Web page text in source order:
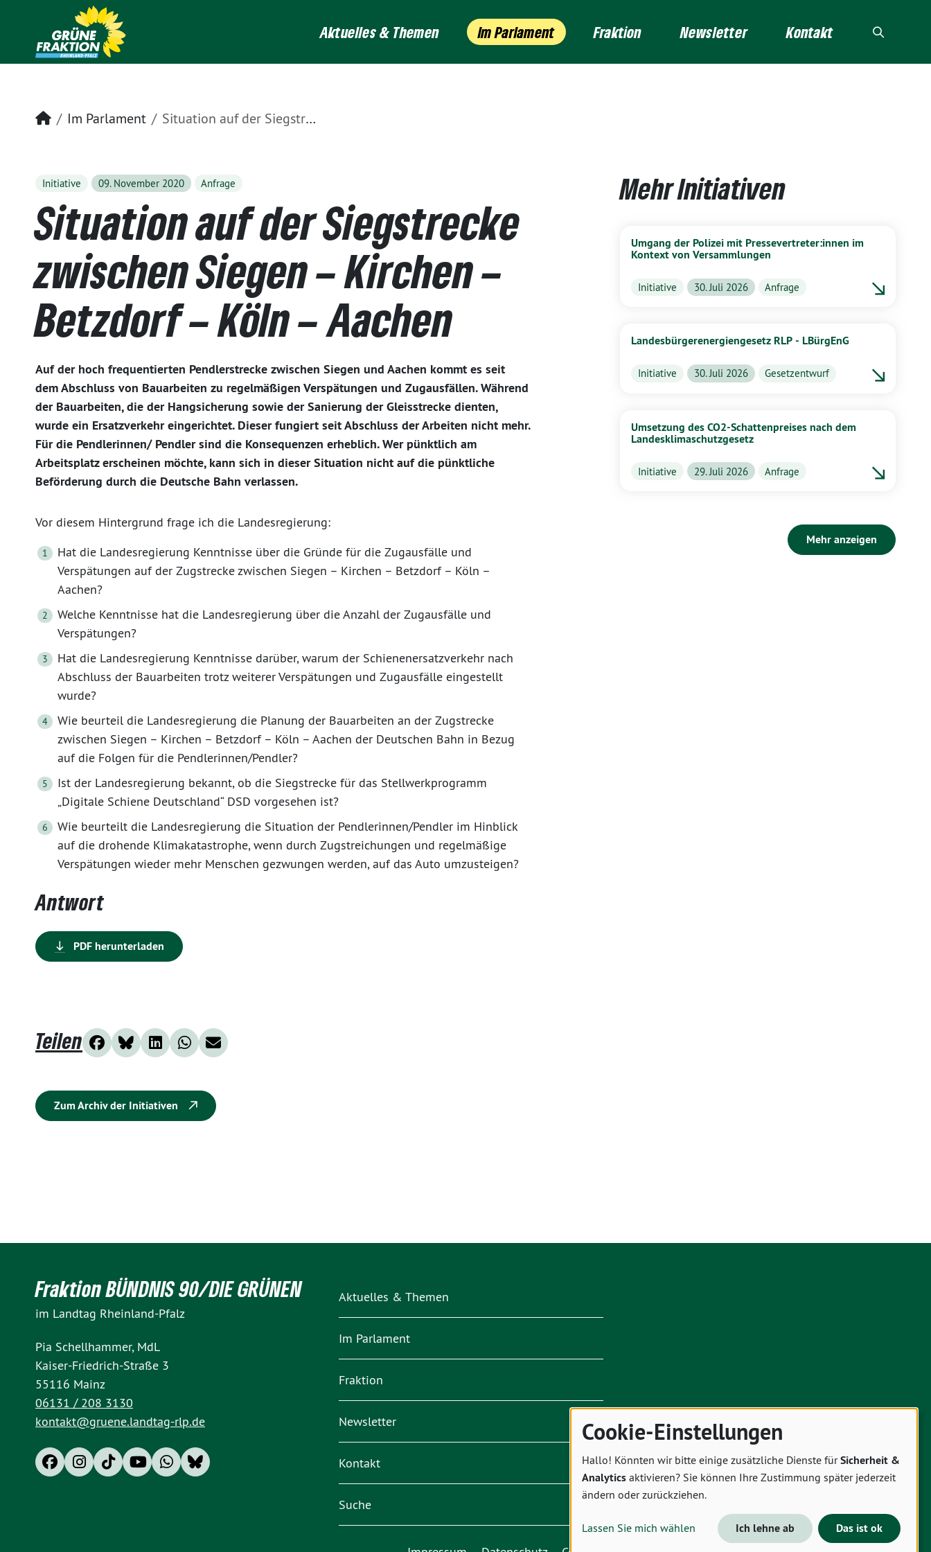
Aktuelles & Themen Im Parlament Fraktion Newsletter Kontakt
Startseite
Im Parlament Situation auf der Siegstrecke zwischen Siegen – Kirchen – Betzdorf – Köln – Aachen
Initiative 09. November 2020 Anfrage
Situation auf der Siegstrecke
zwischen Siegen – Kirchen –
Betzdorf – Köln – Aachen
Auf der hoch frequentierten Pendlerstrecke zwischen Siegen und Aachen kommt es seit
dem Abschluss von Bauarbeiten zu regelmäßigen Verspätungen und Zugausfällen. Während
der Bauarbeiten, die der Hangsicherung sowie der Sanierung der Gleisstrecke dienten,
wurde ein Ersatzverkehr eingerichtet. Dieser fungiert seit Abschluss der Arbeiten nicht mehr.
Für die Pendlerinnen/ Pendler sind die Konsequenzen erheblich. Wer pünktlich am
Arbeitsplatz erscheinen möchte, kann sich in dieser Situation nicht auf die pünktliche
Beförderung durch die Deutsche Bahn verlassen.
Vor diesem Hintergrund frage ich die Landesregierung:
Hat die Landesregierung Kenntnisse über die Gründe für die Zugausfälle und
Verspätungen auf der Zugstrecke zwischen Siegen – Kirchen – Betzdorf – Köln –
Aachen?
Welche Kenntnisse hat die Landesregierung über die Anzahl der Zugausfälle und
Verspätungen?
Hat die Landesregierung Kenntnisse darüber, warum der Schienenersatzverkehr nach
Abschluss der Bauarbeiten trotz weiterer Verspätungen und Zugausfälle eingestellt
wurde?
Wie beurteil die Landesregierung die Planung der Bauarbeiten an der Zugstrecke
zwischen Siegen – Kirchen – Betzdorf – Köln – Aachen der Deutschen Bahn in Bezug
auf die Folgen für die Pendlerinnen/Pendler?
Ist der Landesregierung bekannt, ob die Siegstrecke für das Stellwerkprogramm
„Digitale Schiene Deutschland“ DSD vorgesehen ist?
Wie beurteilt die Landesregierung die Situation der Pendlerinnen/Pendler im Hinblick
auf die drohende Klimakatastrophe, wenn durch Zugstreichungen und regelmäßige
Verspätungen wieder mehr Menschen gezwungen werden, auf das Auto umzusteigen?
Antwort
PDF herunterladen
Teilen
Zum Archiv der Initiativen
Mehr Initiativen
Umgang der Polizei mit Pressevertreter:innen im
Kontext von Versammlungen
Initiative 30. Juli 2026 Anfrage
Landesbürgerenergiengesetz RLP - LBürgEnG
Initiative 30. Juli 2026 Gesetzentwurf
Umsetzung des CO2-Schattenpreises nach dem
Landesklimaschutzgesetz
Initiative 29. Juli 2026 Anfrage
Mehr anzeigen
Fraktion BÜNDNIS 90/DIE GRÜNEN
im Landtag Rheinland-Pfalz
Pia Schellhammer, MdL
Kaiser-Friedrich-Straße 3
55116 Mainz
06131 / 208 3130
kontakt@gruene.landtag-rlp.de
Aktuelles & Themen
Im Parlament
Fraktion
Newsletter
Kontakt
Suche
Cookie-Einstellungen
Hallo! Könnten wir bitte einige zusätzliche Dienste fürSicherheit &
Analytics aktivieren? Sie können Ihre Zustimmung später jederzeit
ändern oder zurückziehen.
Lassen Sie mich wählen Ich lehne ab Das ist ok